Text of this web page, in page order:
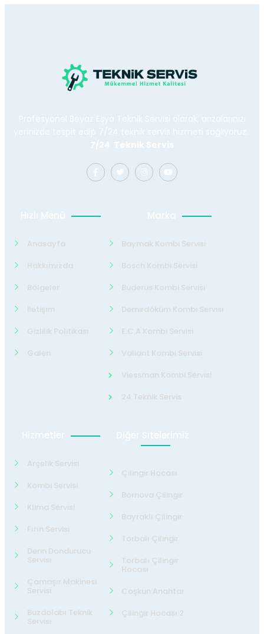
Profesyonel Beyaz Eşya Teknik Servisi olarak, arızalarınızı
yerinizde tespit edip 7/24 teknik servis hizmeti sağlıyoruz.
7/24 Teknik Servis
Hızlı Menü
Anasayfa
Hakkımızda
Bölgeler
İletişim
Gizlilik Politikası
Galeri
Marka
Baymak Kombi Servisi
Bosch Kombi Servisi
Buderus Kombi Servisi
Demirdöküm Kombi Servisi
E.C.A Kombi Servisi
Valiant Kombi Servisi
Viessman Kombi Servisi
24 Teknik Servis
Hizmetler
Arçelik Servisi
Kombi Servisi
Klima Servisi
Fırın Servisi
Derin Dondurucu
Servisi
Çamaşır Makinesi
Servisi
Buzdolabı Teknik
Servisi
Diğer Sitelerimiz
Çilingir Hocası
Bornova Çilingir
Bayraklı Çilingir
Torbalı Çilingir
Torbalı Çilingir
Hocası
Coşkun Anahtar
Çilingir Hocası 2